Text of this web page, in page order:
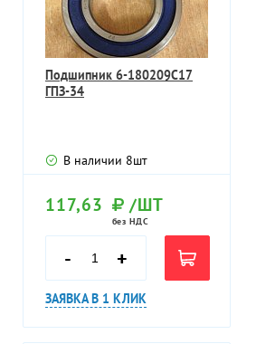
Подшипник 6-180209С17
ГПЗ-34
В наличии 8шт
117,63 /ШТ
без НДС
- +
ЗАЯВКА В 1 КЛИК